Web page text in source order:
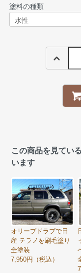
塗料の種類
この商品を見てい
います
オリーブドラブで日
産 テラノを刷毛塗り
全塗装
7,950円（税込）